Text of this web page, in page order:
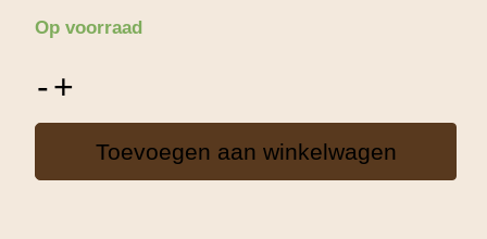
Op voorraad
-
Motor
+
Toevoegen aan winkelwagen